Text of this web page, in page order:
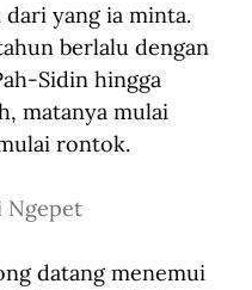
yang ia minta.
berlalu dengan
Sidin hingga
matanya mulai
rontok.
Ngepet
datang menemui